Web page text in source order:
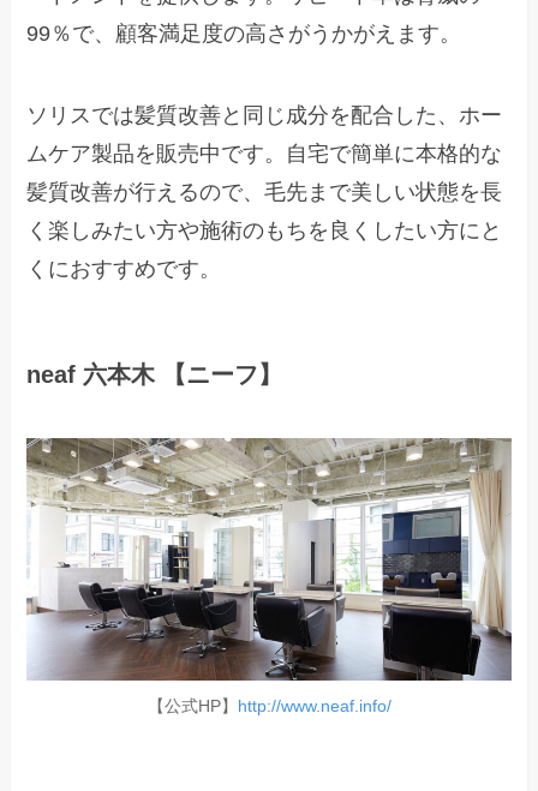
99％で、顧客満足度の高さがうかがえます。
ソリスでは髪質改善と同じ成分を配合した、ホー
ムケア製品を販売中です。自宅で簡単に本格的な
髪質改善が行えるので、毛先まで美しい状態を長
く楽しみたい方や施術のもちを良くしたい方にと
くにおすすめです。
neaf 六本木 【ニーフ】
【公式HP】 http://www.neaf.info/